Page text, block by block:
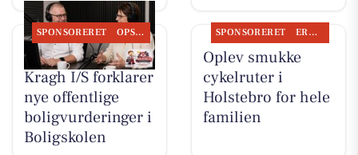
SPONSORERET OPSLAGSTAVLEN
BoligOne Mogens
Kragh I/S forklarer
nye offentlige
boligvurderinger i
Boligskolen
SPONSORERET ERHVERV
Oplev smukke
cykelruter i
Holstebro for hele
familien